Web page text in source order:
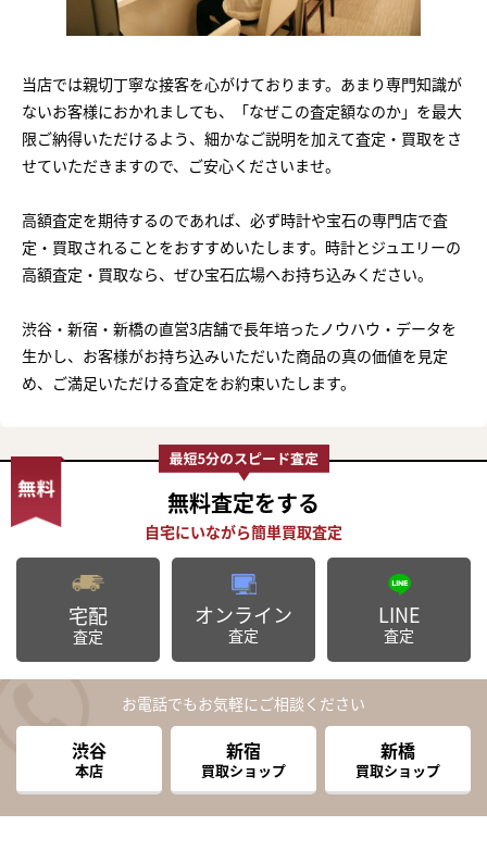
当店では親切丁寧な接客を心がけております。あまり専門知識が
ないお客様におかれましても、「なぜこの査定額なのか」を最大
限ご納得いただけるよう、細かなご説明を加えて査定・買取をさ
せていただきますので、ご安心くださいませ。
高額査定を期待するのであれば、必ず時計や宝石の専門店で査
定・買取されることをおすすめいたします。時計とジュエリーの
高額査定・買取なら、ぜひ宝石広場へお持ち込みください。
渋谷・新宿・新橋の直営3店舗で長年培ったノウハウ・データを
生かし、お客様がお持ち込みいただいた商品の真の価値を見定
め、ご満足いただける査定をお約束いたします。
無料査定をする
宅配
査定
オンライン
査定
LINE
査定
お電話でもお気軽にご相談ください
渋谷
本店
新宿
買取ショップ
新橋
買取ショップ